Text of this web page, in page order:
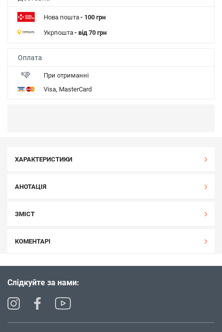
Нова пошта- 100 грн
Укрпошта- від 70 грн
Оплата
При отриманні
Visa, MasterCard
ХАРАКТЕРИСТИКИ
АНОТАЦІЯ
ЗМІСТ
КОМЕНТАРІ
Слідкуйте за нами: